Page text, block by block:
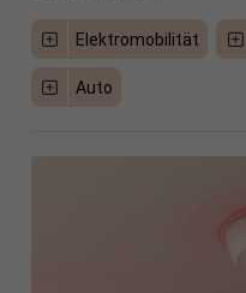
Elektromobilität
Auto